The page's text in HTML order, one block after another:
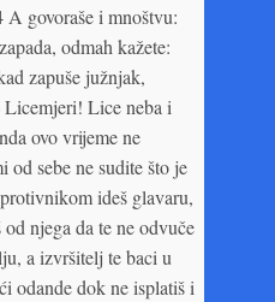
A govoraše i mnoštvu:
odmah kažete:
zapuše južnjak,
Licemjeri! Lice neba i
ovo vrijeme ne
od sebe ne sudite što je
ideš glavaru,
njega da te ne odvuče
a izvršitelj te baci u
odande dok ne isplatiš i